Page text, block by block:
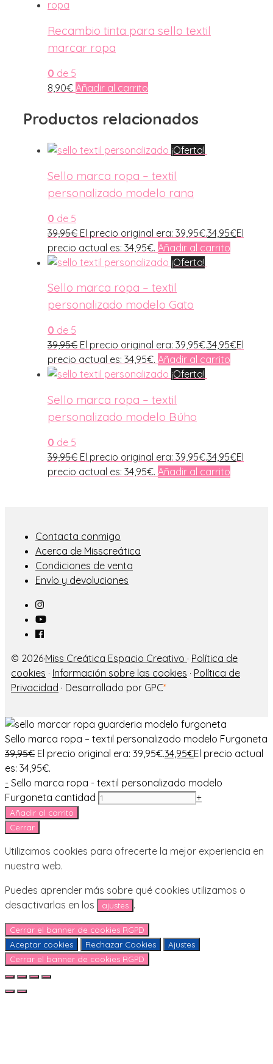
Recambio tinta para sello textil
marcar ropa
0 de 5
8,90€ Añadir al carrito
Productos relacionados
¡Oferta!
Sello marca ropa – textil
personalizado modelo rana
0 de 5
39,95€ El precio original era: 39,95€.34,95€El
precio actual es: 34,95€. Añadir al carrito
¡Oferta!
Sello marca ropa – textil
personalizado modelo Gato
0 de 5
39,95€ El precio original era: 39,95€.34,95€El
precio actual es: 34,95€. Añadir al carrito
¡Oferta!
Sello marca ropa – textil
personalizado modelo Búho
0 de 5
39,95€ El precio original era: 39,95€.34,95€El
precio actual es: 34,95€. Añadir al carrito
Contacta conmigo
Acerca de Misscreática
Condiciones de venta
Envío y devoluciones
© 2026·Miss Creática Espacio Creativo · Política de
cookies · Información sobre las cookies · Política de
Privacidad · Desarrollado por GPC*
Sello marca ropa – textil personalizado modelo Furgoneta
39,95€ El precio original era: 39,95€.34,95€El precio actual
es: 34,95€.
- Sello marca ropa - textil personalizado modelo
Furgoneta cantidad
+
Añadir al carrito
Cerrar
Utilizamos cookies para ofrecerte la mejor experiencia en
nuestra web.
Puedes aprender más sobre qué cookies utilizamos o
desactivarlas en los
ajustes .
Cerrar el banner de cookies RGPD
Aceptar cookies
Rechazar Cookies
Ajustes
Cerrar el banner de cookies RGPD